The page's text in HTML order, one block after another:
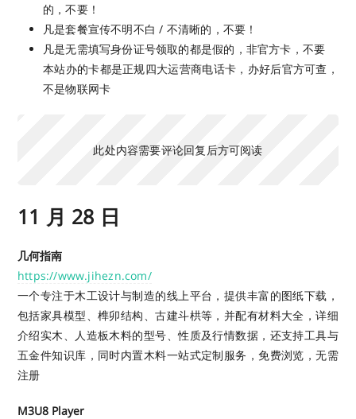
的，不要！
凡是套餐宣传不明不白 / 不清晰的，不要！
凡是无需填写身份证号领取的都是假的，非官方卡，不要
本站办的卡都是正规四大运营商电话卡，办好后官方可查，
不是物联网卡
此处内容需要评论回复后方可阅读
11 月 28 日
几何指南
https://www.jihezn.com/
一个专注于木工设计与制造的线上平台，提供丰富的图纸下载，
包括家具模型、榫卯结构、古建斗栱等，并配有材料大全，详细
介绍实木、人造板木料的型号、性质及行情数据，还支持工具与
五金件知识库，同时内置木料一站式定制服务，免费浏览，无需
注册
M3U8 Player